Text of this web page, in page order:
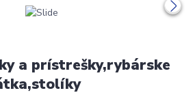
a prístrešky,rybárske